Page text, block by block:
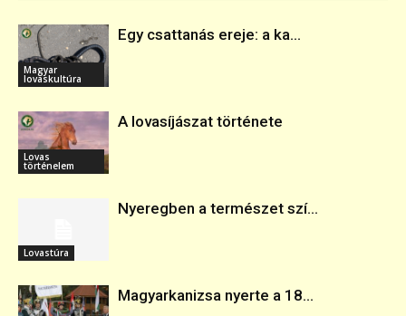
Magyar
lovaskultúra
Egy csattanás ereje: a ka...
Lovas
történelem
A lovasíjászat története
Lovastúra
Nyeregben a természet szí...
Magyarkanizsa nyerte a 18...